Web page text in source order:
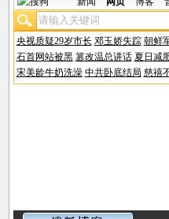
央视质疑29岁市长 邓玉娇失踪 朝鲜
石首网站被黑 篡改温总讲话 夏日减
宋美龄牛奶洗澡 中共卧底结局 慈禧